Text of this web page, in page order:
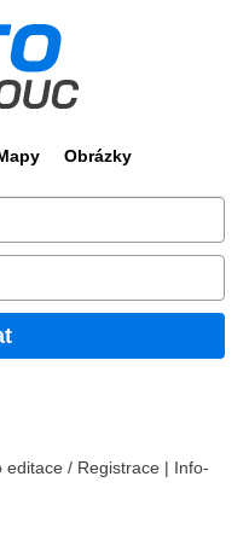
Obrázky
editace / Registrace | Info-